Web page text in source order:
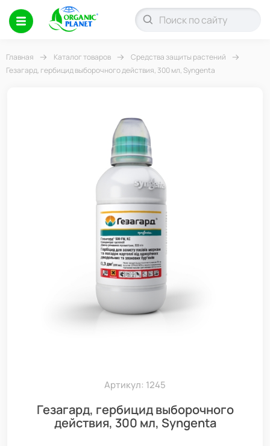
Главная Каталог товаров
Средства защиты растений
Гезагард, гербицид выборочного действия, 300 мл, Syngenta
Артикул: 1245
Гезагард, гербицид выборочного
действия, 300 мл, Syngenta